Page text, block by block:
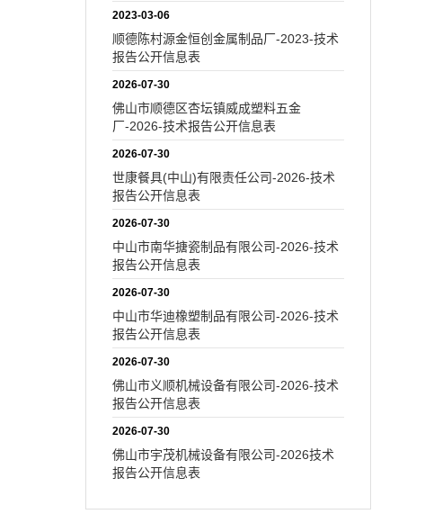
2023-03-06
顺德陈村源金恒创金属制品厂-2023-技术
报告公开信息表
2026-07-30
佛山市顺德区杏坛镇威成塑料五金
厂-2026-技术报告公开信息表
2026-07-30
世康餐具(中山)有限责任公司-2026-技术
报告公开信息表
2026-07-30
中山市南华搪瓷制品有限公司-2026-技术
报告公开信息表
2026-07-30
中山市华迪橡塑制品有限公司-2026-技术
报告公开信息表
2026-07-30
佛山市义顺机械设备有限公司-2026-技术
报告公开信息表
2026-07-30
佛山市宇茂机械设备有限公司-2026技术
报告公开信息表